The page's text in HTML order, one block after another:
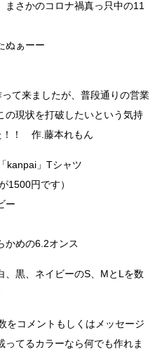
まさかのコロナ禍真っ只中の11
ぬぁーー
て来ましたが、普段通りの営業
の現状を打破したいという気持
！！ 作.藤本れもん
kanpai」Tシャツ
1500円です）
ー
かめの6.2オンス
、黒、ネイビーのS、MとLを数
をコメントもしくはメッセージ
てるカラーなら何でも作れま